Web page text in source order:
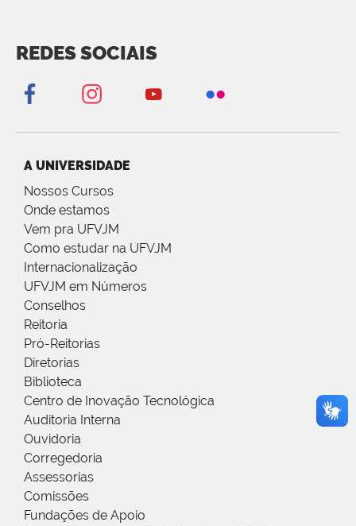
REDES SOCIAIS
A UNIVERSIDADE
Nossos Cursos
Onde estamos
Vem pra UFVJM
Como estudar na UFVJM
Internacionalização
UFVJM em Números
Conselhos
Reitoria
Pró-Reitorias
Diretorias
Biblioteca
Centro de Inovação Tecnológica
Auditoria Interna
Ouvidoria
Corregedoria
Assessorias
Comissões
Fundações de Apoio